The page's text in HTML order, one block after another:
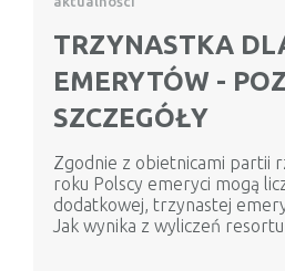
TRZYNASTKA
EMERYTÓW -
SZCZEGÓŁY
Zgodnie z obietnicami partii
roku Polscy emeryci mogą
dodatkowej, trzynastej
Jak wynika z wyliczeń